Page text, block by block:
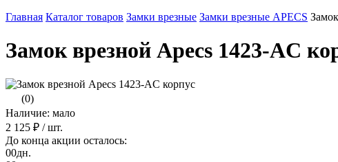
Главная Каталог товаров Замки врезные Замки врезные APECS
Замок врезной Apecs 1423-AC
(0)
Наличие: мало
2 125 ₽ / шт.
До конца акции осталось:
00дн.